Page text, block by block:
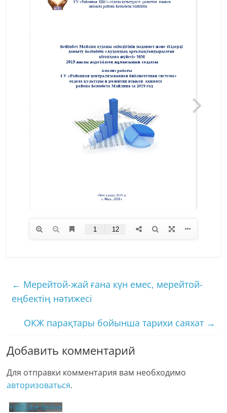
← Мерейтой-жай ғана күн емес, мерейтой-
еңбектің нәтижесі
ОКЖ парақтары бойынша тарихи саяхат →
Добавить комментарий
Для отправки комментария вам необходимо
авторизоваться.
YouTube бейне